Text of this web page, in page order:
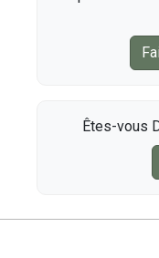
Êtes-vous